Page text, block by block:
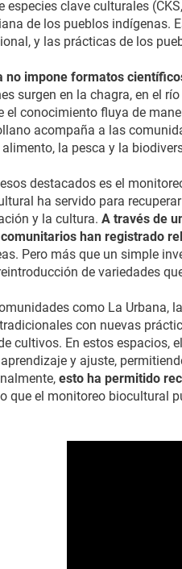
especies clave culturales
de los pueblos indígenas.
y las prácticas de los
no impone formatos
surgen en la chagra, en el
el conocimiento fluya de
acompaña a las
la pesca y la
destacados es el
ha servido para
y la cultura. A través de
han registrado
Pero más que un simple
de variedades
como La Urbana,
con nuevas
cultivos. En estos espacios,
y ajuste,
esto ha permitido
que el monitoreo biocultural